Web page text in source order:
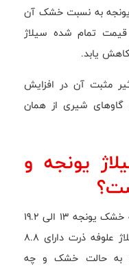
به نسبت خشک آن
تمام شده سیلاژ
یابد.
مثبت آن در افزایش
شیری از همان
یونجه و
پروتئین خام در سیلاژ یونجه و علوفه خشک یونجه 13 الی 19.2
درصد می‌باشد در حالی است که سیلاژ علوفه ذرت دارای 8.8
به حالت خشک و چه